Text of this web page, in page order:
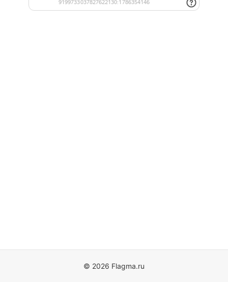
© 2026 Flagma.ru